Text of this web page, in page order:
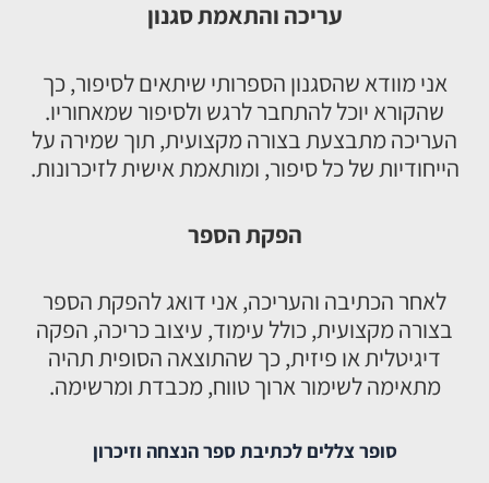
עריכה והתאמת סגנון
אני מוודא שהסגנון הספרותי שיתאים לסיפור, כך
שהקורא יוכל להתחבר לרגש ולסיפור שמאחוריו.
העריכה מתבצעת בצורה מקצועית, תוך שמירה על
הייחודיות של כל סיפור, ומותאמת אישית לזיכרונות.
הפקת הספר
לאחר הכתיבה והעריכה, אני דואג להפקת הספר
בצורה מקצועית, כולל עימוד, עיצוב כריכה, הפקה
דיגיטלית או פיזית, כך שהתוצאה הסופית תהיה
מתאימה לשימור ארוך טווח, מכבדת ומרשימה.
סופר צללים לכתיבת ספר הנצחה וזיכרון